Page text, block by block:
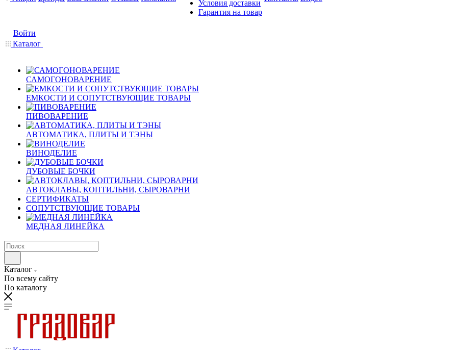
Условия доставки
Гарантия на товар
Войти
Каталог
САМОГОНОВАРЕНИЕ
ЕМКОСТИ И СОПУТСТВУЮЩИЕ ТОВАРЫ
ПИВОВАРЕНИЕ
АВТОМАТИКА, ПЛИТЫ И ТЭНЫ
ВИНОДЕЛИЕ
ДУБОВЫЕ БОЧКИ
АВТОКЛАВЫ, КОПТИЛЬНИ, СЫРОВАРНИ
СЕРТИФИКАТЫ
СОПУТСТВУЮЩИЕ ТОВАРЫ
МЕДНАЯ ЛИНЕЙКА
Каталог
По всему сайту
По каталогу